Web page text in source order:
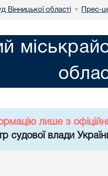
Вінницької області • Прес-
лише з
судової влади